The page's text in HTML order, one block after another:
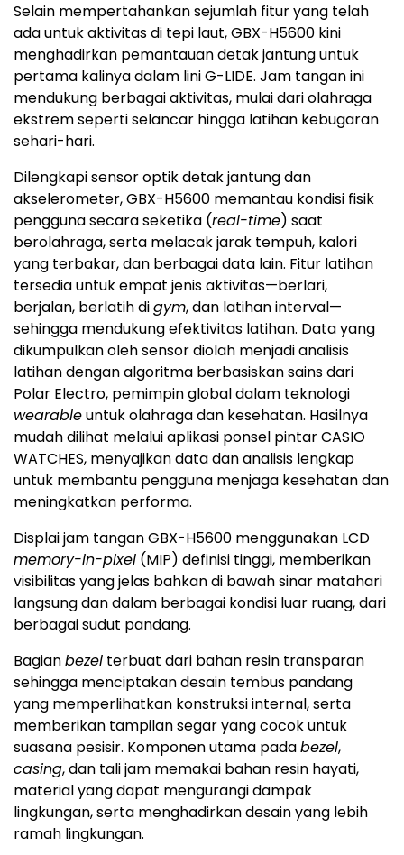
Selain mempertahankan sejumlah fitur yang telah
ada untuk aktivitas di tepi laut, GBX-H5600 kini
menghadirkan pemantauan detak jantung untuk
pertama kalinya dalam lini G-LIDE. Jam tangan ini
mendukung berbagai aktivitas, mulai dari olahraga
ekstrem seperti selancar hingga latihan kebugaran
sehari-hari.
Dilengkapi sensor optik detak jantung dan
akselerometer, GBX-H5600 memantau kondisi fisik
pengguna secara seketika (real-time) saat
berolahraga, serta melacak jarak tempuh, kalori
yang terbakar, dan berbagai data lain. Fitur latihan
tersedia untuk empat jenis aktivitas—berlari,
berjalan, berlatih digym, dan latihan interval—
sehingga mendukung efektivitas latihan. Data yang
dikumpulkan oleh sensor diolah menjadi analisis
latihan dengan algoritma berbasiskan sains dari
Polar Electro, pemimpin global dalam teknologi
wearableuntuk olahraga dan kesehatan. Hasilnya
mudah dilihat melalui aplikasi ponsel pintar CASIO
WATCHES, menyajikan data dan analisis lengkap
untuk membantu pengguna menjaga kesehatan dan
meningkatkan performa.
Displai jam tangan GBX-H5600 menggunakan LCD
memory-in-pixel (MIP) definisi tinggi, memberikan
visibilitas yang jelas bahkan di bawah sinar matahari
langsung dan dalam berbagai kondisi luar ruang, dari
berbagai sudut pandang.
Bagianbezel terbuat dari bahan resin transparan
sehingga menciptakan desain tembus pandang
yang memperlihatkan konstruksi internal, serta
memberikan tampilan segar yang cocok untuk
suasana pesisir. Komponen utama padabezel,
casing, dan tali jam memakai bahan resin hayati,
material yang dapat mengurangi dampak
lingkungan, serta menghadirkan desain yang lebih
ramah lingkungan.